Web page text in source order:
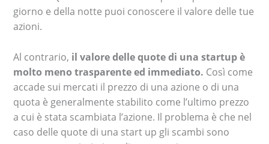
giorno e della notte puoi conoscere il valore delle tue
azioni.
Al contrario, il valore delle quote di una startup è
molto meno trasparente ed immediato. Così come
accade sui mercati il prezzo di una azione o di una
quota è generalmente stabilito come l’ultimo prezzo
a cui è stata scambiata l’azione. Il problema è che nel
caso delle quote di una start up gli scambi sono